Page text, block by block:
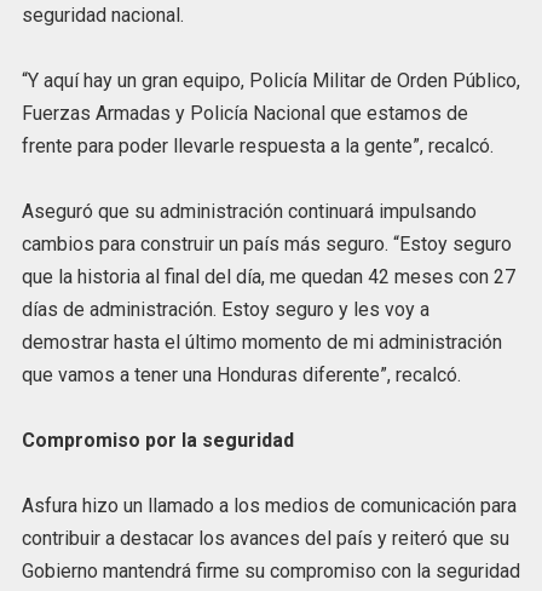
seguridad nacional.
“Y aquí hay un gran equipo, Policía Militar de Orden Público,
Fuerzas Armadas y Policía Nacional que estamos de
frente para poder llevarle respuesta a la gente”, recalcó.
Aseguró que su administración continuará impulsando
cambios para construir un país más seguro. “Estoy seguro
que la historia al final del día, me quedan 42 meses con 27
días de administración. Estoy seguro y les voy a
demostrar hasta el último momento de mi administración
que vamos a tener una Honduras diferente”, recalcó.
Compromiso por la seguridad
Asfura hizo un llamado a los medios de comunicación para
contribuir a destacar los avances del país y reiteró que su
Gobierno mantendrá firme su compromiso con la seguridad